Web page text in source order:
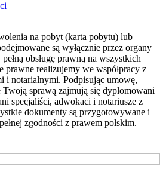
na pobyt (karta pobytu) lub
są wyłącznie przez organy
obsługę prawną na wszystkich
prawne realizujemy we współpracy z
i notarialnymi. Podpisując umowę,
Twoją sprawą zajmują się dyplomowani
specjaliści, adwokaci i notariusze z
dokumenty są przygotowywane i
zgodności z prawem polskim.